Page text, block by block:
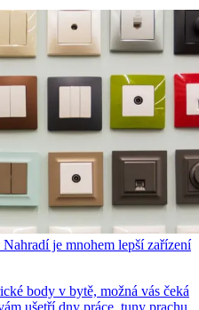
je mnohem lepší zařízení
body v bytě, možná vás čeká